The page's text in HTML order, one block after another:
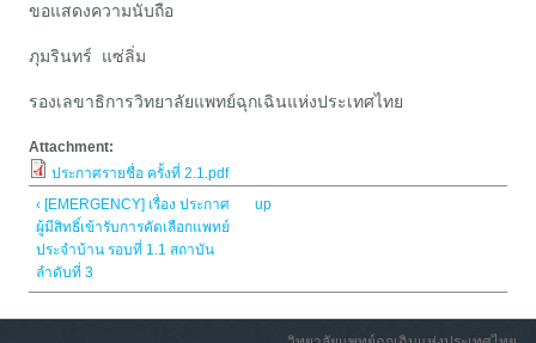
ขอแสดงความนับถือ
ภุมรินทร์ แซ่ลิ่ม
รองเลขาธิการวิทยาลัยแพทย์ฉุกเฉินแห่งประเทศไทย
Attachment:
ประกาศรายชื่อ ครั้งที่ 2.1.pdf
‹ [EMERGENCY] เรื่อง ประกาศ
ผู้มีสิทธิ์เข้ารับการคัดเลือกแพทย์
ประจำบ้าน รอบที่ 1.1 สถาบัน
ลำดับที่ 3
up